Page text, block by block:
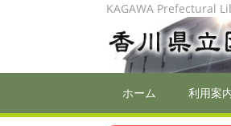
KAGAWA Prefectural
ホーム 利用案